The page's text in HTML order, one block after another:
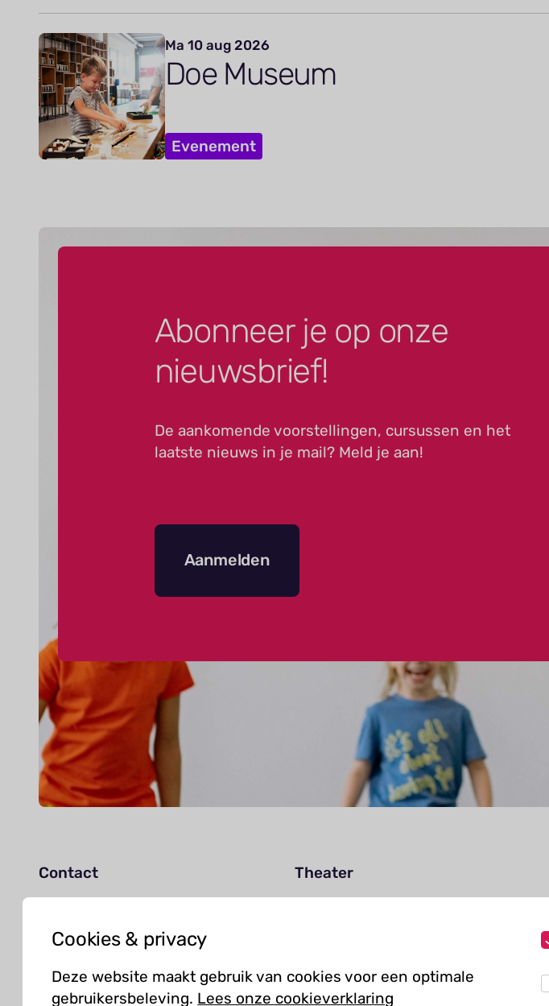
Cookies & privacy
Deze website maakt gebruik van cookies voor een optimale
gebruikersbeleving. Lees onze cookieverklaring
Ma 10 aug 2026
Doe Museum
Evenement
Abonneer je op onze
nieuwsbrief!
De aankomende voorstellingen, cursussen en het
laatste nieuws in je mail? Meld je aan!
Aanmelden
Contact
0598 -37 37 77
Theater